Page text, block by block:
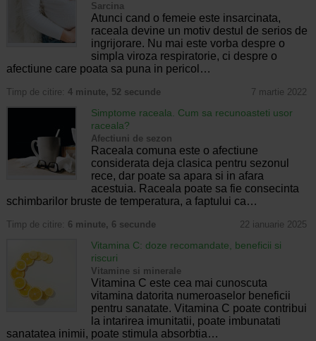
Sarcina
Atunci cand o femeie este insarcinata,
raceala devine un motiv destul de serios de
ingrijorare. Nu mai este vorba despre o
simpla viroza respiratorie, ci despre o
afectiune care poata sa puna in pericol…
Timp de citire: 4 minute, 52 secunde 7 martie 2022
Simptome raceala. Cum sa recunoasteti usor
raceala?
Afectiuni de sezon
Raceala comuna este o afectiune
considerata deja clasica pentru sezonul
rece, dar poate sa apara si in afara
acestuia. Raceala poate sa fie consecinta
schimbarilor bruste de temperatura, a faptului ca…
Timp de citire: 6 minute, 6 secunde 22 ianuarie 2025
Vitamina C: doze recomandate, beneficii si
riscuri
Vitamine si minerale
Vitamina C este cea mai cunoscuta
vitamina datorita numeroaselor beneficii
pentru sanatate. Vitamina C poate contribui
la intarirea imunitatii, poate imbunatati
sanatatea inimii, poate stimula absorbtia…